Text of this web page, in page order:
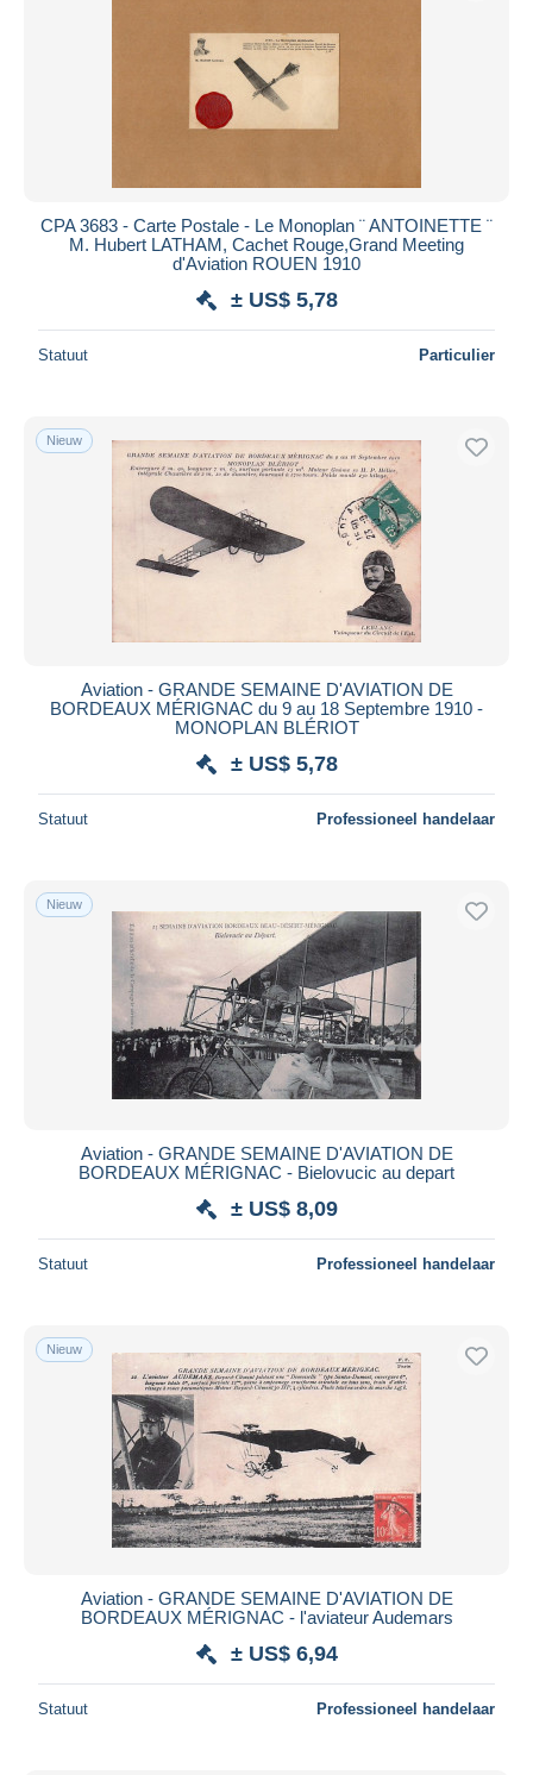
CPA 3683 - Carte Postale - Le Monoplan ¨ ANTOINETTE ¨
M. Hubert LATHAM, Cachet Rouge,Grand Meeting
d'Aviation ROUEN 1910
± US$ 5,78
Statuut Particulier
Nieuw
Aviation - GRANDE SEMAINE D'AVIATION DE
BORDEAUX MÉRIGNAC du 9 au 18 Septembre 1910 -
MONOPLAN BLÉRIOT
± US$ 5,78
Statuut Professioneel handelaar
Nieuw
Aviation - GRANDE SEMAINE D'AVIATION DE
BORDEAUX MÉRIGNAC - Bielovucic au depart
± US$ 8,09
Statuut Professioneel handelaar
Nieuw
Aviation - GRANDE SEMAINE D'AVIATION DE
BORDEAUX MÉRIGNAC - l'aviateur Audemars
± US$ 6,94
Statuut Professioneel handelaar